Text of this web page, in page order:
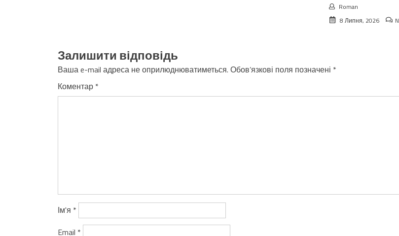
Roman
8 Липня, 2026
Залишити відповідь
Ваша e-mail адреса не оприлюднюватиметься. Обов’язкові поля позначені *
Коментар *
Ім'я *
Email *